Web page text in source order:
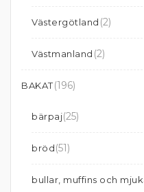
Västergötland (2)
Västmanland (2)
BAKAT(196)
bärpaj(25)
bröd(51)
bullar, muffins och